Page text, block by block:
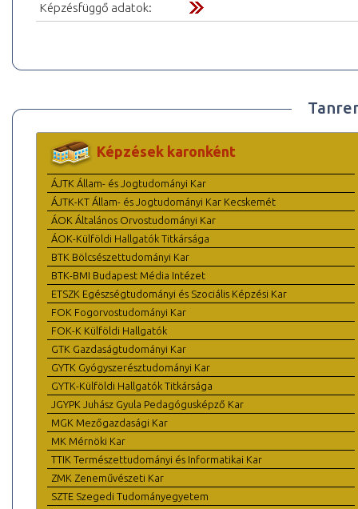
Képzésfüggő adatok:
Képzések karonként
ÁJTK Állam- és Jogtudományi Kar
ÁJTK-KT Állam- és Jogtudományi Kar Kecskemét
ÁOK Általános Orvostudományi Kar
ÁOK-Külföldi Hallgatók Titkársága
BTK Bölcsészettudományi Kar
BTK-BMI Budapest Média Intézet
ETSZK Egészségtudományi és Szociális Képzési Kar
FOK Fogorvostudományi Kar
FOK-K Külföldi Hallgatók
GTK Gazdaságtudományi Kar
GYTK Gyógyszerésztudományi Kar
GYTK-Külföldi Hallgatók Titkársága
JGYPK Juhász Gyula Pedagógusképző Kar
MGK Mezőgazdasági Kar
MK Mérnöki Kar
TTIK Természettudományi és Informatikai Kar
ZMK Zeneművészeti Kar
SZTE Szegedi Tudományegyetem